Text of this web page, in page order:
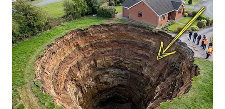
WN
DEPOK
WN
TAPANULI
UTARA
WN
SAMOSIR